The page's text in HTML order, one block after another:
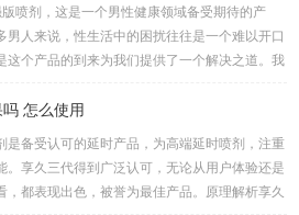
烛、冰块、夹子、鞭打、头发、剃体毛等。这些
需要注意安全和卫生，尤其是涉及到身体部位的
要注意血...
喷剂，这是一个男性健康领域备受期待的产
男人来说，性生活中的困扰往往是一个难以开口
这个产品的到来为我们提供了一个解决之道。我
供了显著的帮助。首先，我要强调的是这个产品
，稍等片刻，你就可以享受到它的效果了。这一
常重要，因为它不需要繁琐的准备或额外的设
方便且离不开家的解决方案。当我第一次使用...
怎么使用
是备受认可的延时产品，为高端延时喷剂，注重
。享久三代得到广泛认可，无论从用户体验还是
，都表现出色，被誉为最佳产品。原理解析享久